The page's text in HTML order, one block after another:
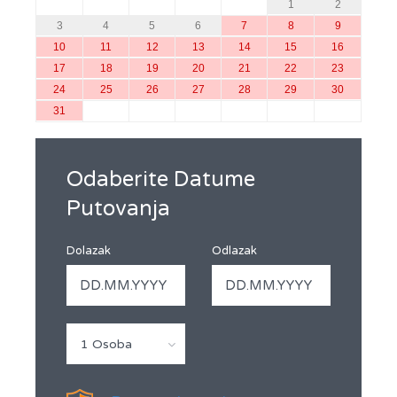
1
2
3
4 5 6 7 8
9
10
11 12 13 14 15
16
17
18 19 20 21 22
23
24
25 26 27 28 29
30
31
Odaberite Datume
Putovanja
Dolazak Odlazak
1 Osoba